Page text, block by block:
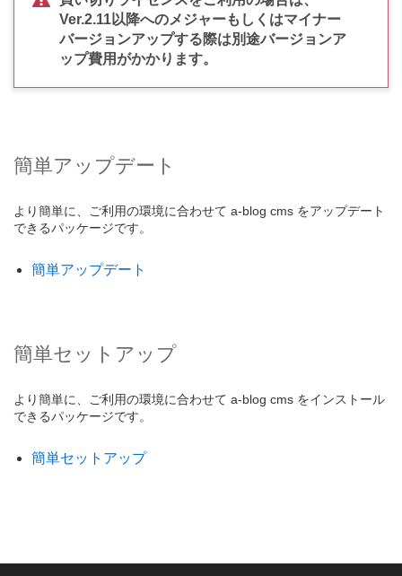
Ver.2.11以降へのメジャーもしくはマイナー
バージョンアップする際は別途バージョンア
ップ費用がかかります。
簡単アップデート
より簡単に、ご利用の環境に合わせて a-blog cms をアップデート
できるパッケージです。
簡単アップデート
簡単セットアップ
より簡単に、ご利用の環境に合わせて a-blog cms をインストール
できるパッケージです。
簡単セットアップ